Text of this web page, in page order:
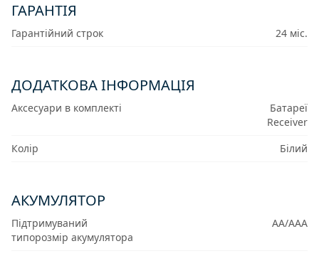
ГАРАНТІЯ
Гарантійний строк 24 міс.
ДОДАТКОВА ІНФОРМАЦІЯ
Аксесуари в комплекті
Батареї
Receiver
Колір
Білий
АКУМУЛЯТОР
Підтримуваний
типорозмір акумулятора
AA/AAA